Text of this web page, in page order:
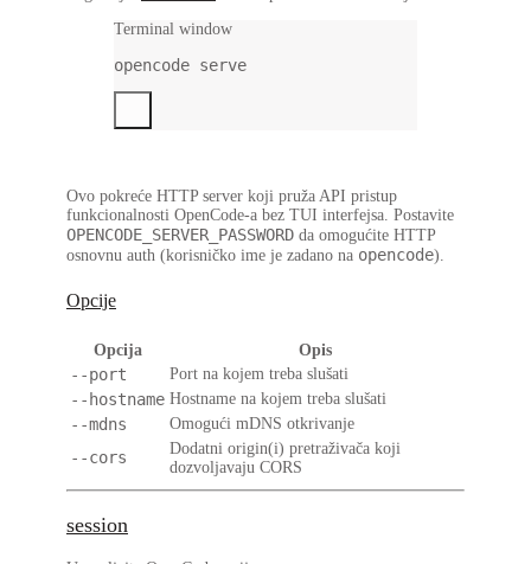
Terminal window
opencode serve
Ovo pokreće HTTP server koji pruža API pristup
funkcionalnosti OpenCode-a bez TUI interfejsa. Postavite
OPENCODE_SERVER_PASSWORD da omogućite HTTP
osnovnu auth (korisničko ime je zadano na opencode).
Opcije
Opcija Opis
--port Port na kojem treba slušati
--hostname Hostname na kojem treba slušati
--mdns Omogući mDNS otkrivanje
--cors
Dodatni origin(i) pretraživača koji
dozvoljavaju CORS
session